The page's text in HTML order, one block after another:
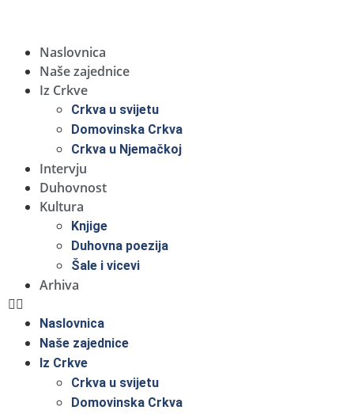
Naslovnica
Naše zajednice
Iz Crkve
Crkva u svijetu
Domovinska Crkva
Crkva u Njemačkoj
Intervju
Duhovnost
Kultura
Knjige
Duhovna poezija
Šale i vicevi
Arhiva
Naslovnica
Naše zajednice
Iz Crkve
Crkva u svijetu
Domovinska Crkva